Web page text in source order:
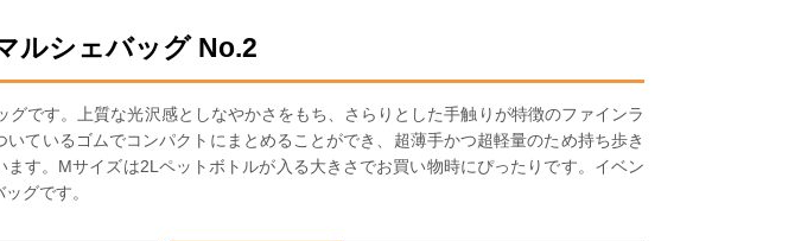
ルシェバッグ No.2
です。上質な光沢感としなやかさをもち、さらりとした手触りが特徴のファインラ
ているゴムでコンパクトにまとめることができ、超薄手かつ超軽量のため持ち歩き
す。Mサイズは2Lペットボトルが入る大きさでお買い物時にぴったりです。イベン
グです。